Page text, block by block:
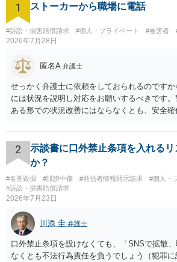
1 ストーカーから職場に電話
#訴訟・損害賠償請求 #個人・プライベート #被害者
2026年7月28日
匿名A 弁護士
せっかく弁護士に依頼をしておられるのです
には状況を説明し対応をお願いするべきです
ある形での状況改善にはならなくとも、安全
2
示談書に口外禁止条項を入れる
か？
#名誉毀損 #誹謗中傷 #発信者情報開示請求
#個人・
#訴訟・損害賠償請求
2026年7月23日
川添 圭 弁護士
口外禁止条項を設けなくても、「SNSで拡散
なくとも不法行為責任を負うでしょう（犯罪